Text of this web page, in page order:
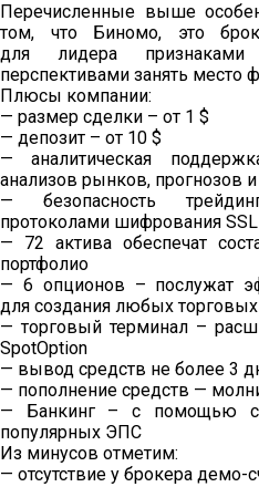
Перечисленные выше
том, что Биномо, это
для лидера
перспективами занять место
Плюсы компании:
— размер сделки – от 1 $
— депозит – от 10 $
— аналитическая
анализов рынков, прогнозов
— безопасность
протоколами шифрования SSL
— 72 актива обеспечат
портфолио
— 6 опционов – послужат
для создания любых торговых
— торговый терминал –
SpotOption
— вывод средств не более 3
— пополнение средств —
— Банкинг – с помощью
популярных ЭПС
Из минусов отметим:
— отсутствие у брокера демо-